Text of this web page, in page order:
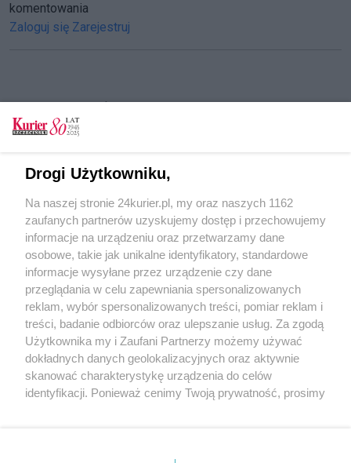
komentowania
Zaloguj się Zarejestruj
Dziś w nocy ruszają z paczkami dla Rodaka i
Transport paczek z pomocą dla Polaków na
Ukrainie zatrzymany na granicy (akt. 1)
Paczka dla Bohatera
POGODA
12℃
Zobacz prognozę na 3 dni
Drogi Użytkowniku,
Na naszej stronie 24kurier.pl, my oraz naszych 1162
zaufanych partnerów uzyskujemy dostęp i przechowujemy
informacje na urządzeniu oraz przetwarzamy dane
osobowe, takie jak unikalne identyfikatory, standardowe
informacje wysyłane przez urządzenie czy dane
przeglądania w celu zapewniania spersonalizowanych
reklam, wybór spersonalizowanych treści, pomiar reklam i
treści, badanie odbiorców oraz ulepszanie usług. Za zgodą
Użytkownika my i Zaufani Partnerzy możemy używać
dokładnych danych geolokalizacyjnych oraz aktywnie
skanować charakterystykę urządzenia do celów
identyfikacji. Ponieważ cenimy Twoją prywatność, prosimy